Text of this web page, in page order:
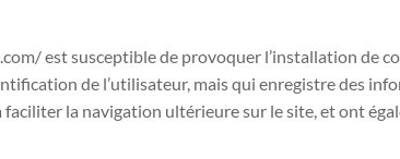
est susceptible de provoquer l’installation de
de l’utilisateur, mais qui enregistre des
la navigation ultérieure sur le site, et ont